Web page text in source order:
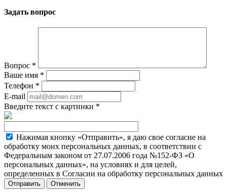
Задать вопрос
Вопрос *
Ваше имя *
Телефон *
E-mail
Введите текст с картинки *
Нажимая кнопку «Отправить», я даю свое согласие на
обработку моих персональных данных, в соответствии с
Федеральным законом от 27.07.2006 года №152-ФЗ «О
персональных данных», на условиях и для целей,
определенных в Согласии на обработку персональных данных
Отменить